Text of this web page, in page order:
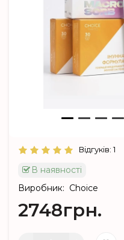
Відгуків: 1
В наявності
Виробник: Choice
2748грн.